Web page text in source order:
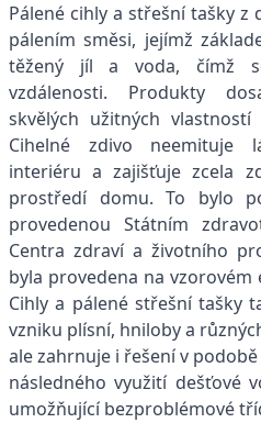
Pálené cihly a střešní tašky
pálením směsi, jejímž
těžený jíl a voda, čímž
vzdálenosti. Produkty
skvělých užitných vlastností
Cihelné zdivo neemituje
interiéru a zajišťuje zcela
prostředí domu. To bylo
provedenou Státním
Centra zdraví a životního
byla provedena na vzorovém
Cihly a pálené střešní tašky
vzniku plísní, hniloby a
ale zahrnuje i řešení v
následného využití dešťové
umožňující bezproblémové